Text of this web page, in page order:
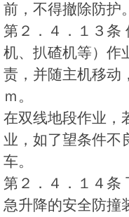
前，不得撤除防护。
第２．４．１３条
机、扒碴机等）作
责，并随主机移动
ｍ。
在双线地段作业，
业，如了望条件不
车。
第２．４．１４条
急升降的安全防撞